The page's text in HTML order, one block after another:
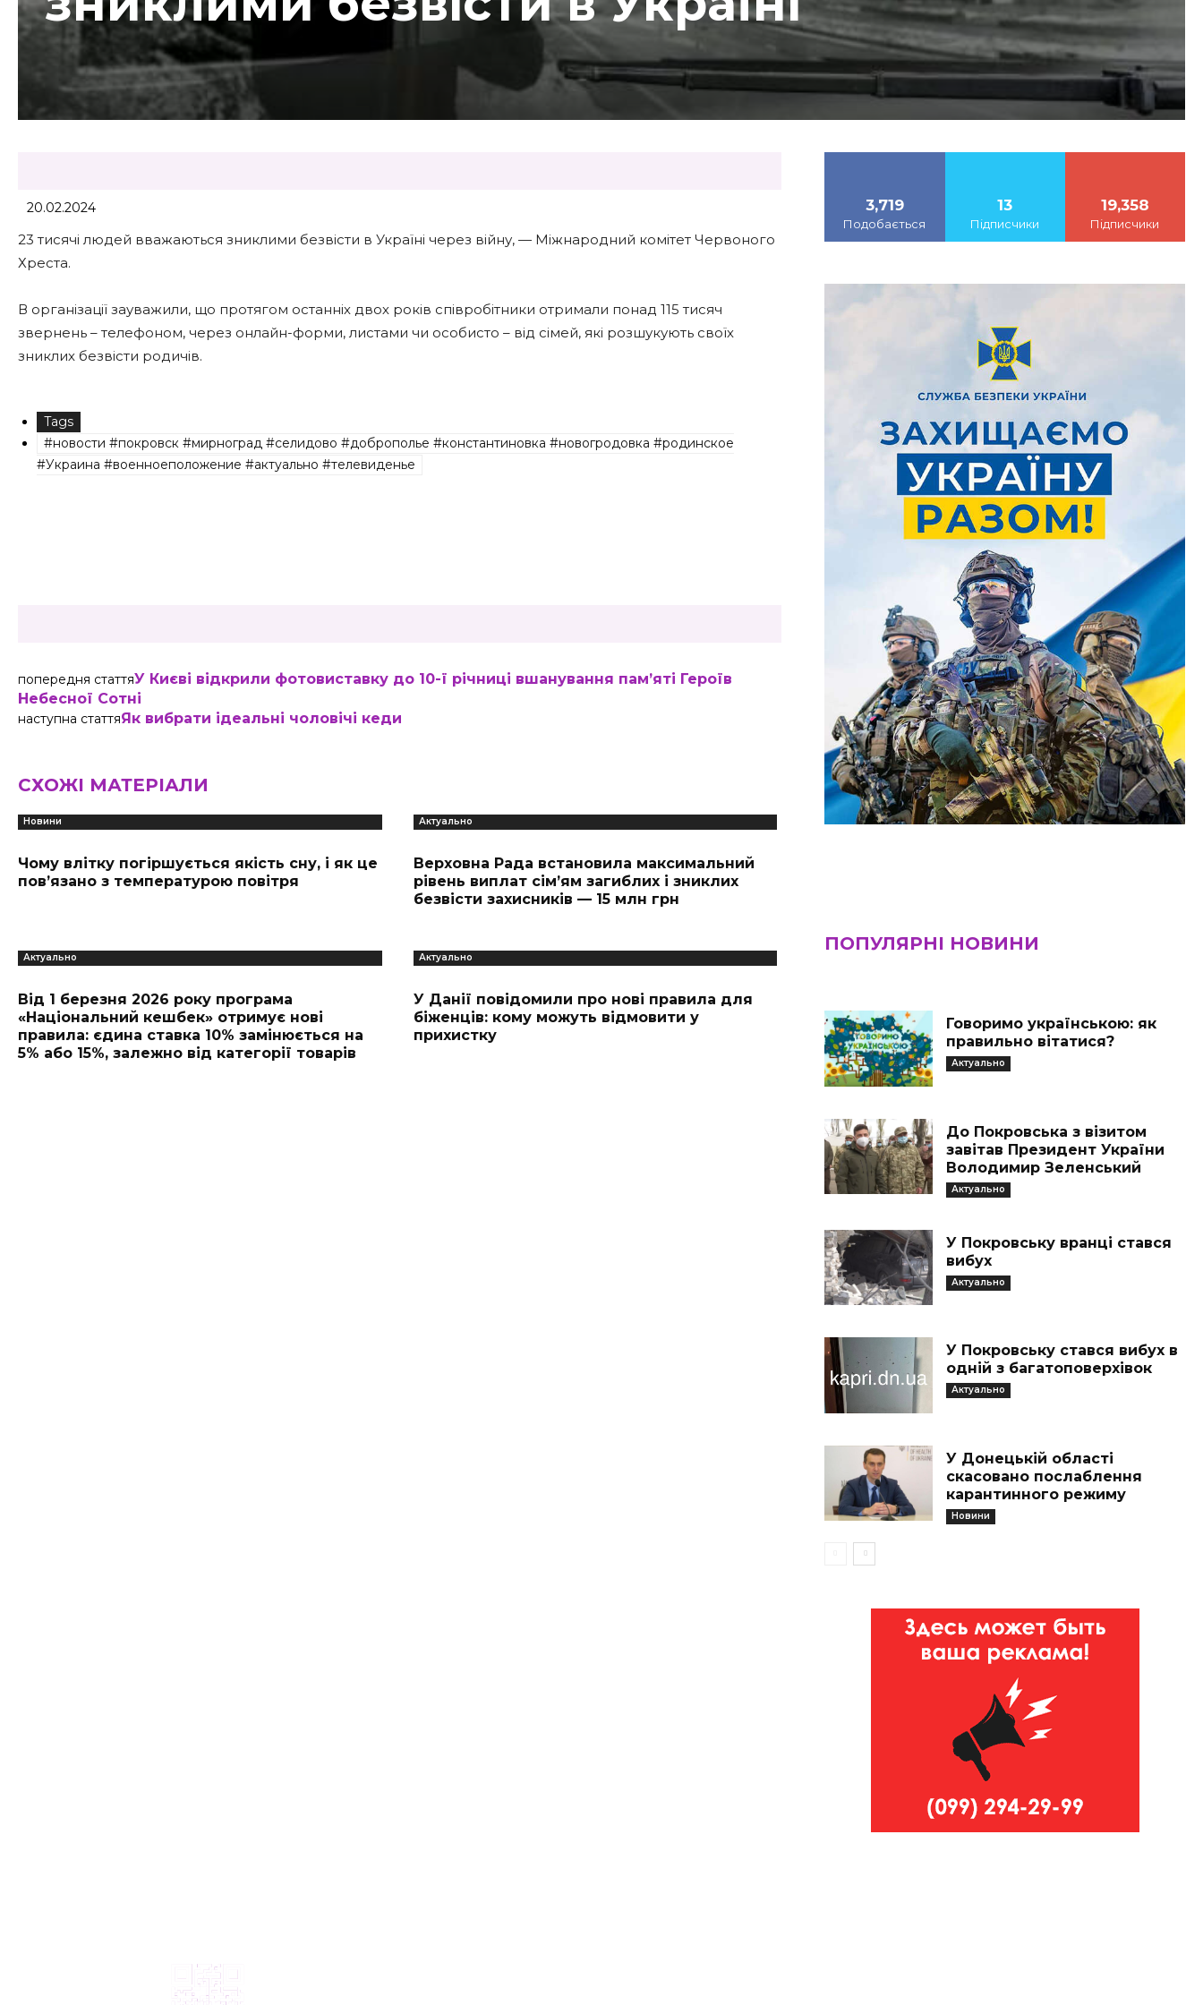
20.02.2024
23 тисячі людей вважаються зниклими безвісти в Україні через війну, — Міжнародний комітет Червоного
Хреста.
В організації зауважили, що протягом останніх двох років співробітники отримали понад 115 тисяч
звернень – телефоном, через онлайн-форми, листами чи особисто – від сімей, які розшукують своїх
зниклих безвісти родичів.
Tags
#новости #покровск #мирноград #селидово #доброполье #константиновка #новогродовка #родинское
#Украина #военноеположение #актуально #телевиденье
попередня статтяУ Києві відкрили фотовиставку до 10-ї річниці вшанування пам’яті Героїв
Небесної Сотні
наступна статтяЯк вибрати ідеальні чоловічі кеди
СХОЖІ МАТЕРІАЛИ
Новини
Чому влітку погіршується якість сну, і як це
пов’язано з температурою повітря
Актуально
Верховна Рада встановила максимальний
рівень виплат сім’ям загиблих і зниклих
безвісти захисників — 15 млн грн
Актуально
Від 1 березня 2026 року програма
«Національний кешбек» отримує нові
правила: єдина ставка 10% замінюється на
5% або 15%, залежно від категорії товарів
Актуально
У Данії повідомили про нові правила для
біженців: кому можуть відмовити у
прихистку
3,719
Подобається
13
Підписчики
19,358
Підписчики
ПОПУЛЯРНІ НОВИНИ
Говоримо українською: як
правильно вітатися?
Актуально
До Покровська з візитом
завітав Президент України
Володимир Зеленський
Актуально
У Покровську вранці стався
вибух
Актуально
У Покровську стався вибух в
одній з багатоповерхівок
Актуально
У Донецькій області
скасовано послаблення
карантинного режиму
Новини